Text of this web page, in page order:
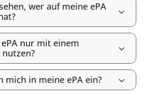
wer auf meine ePA
nur mit einem
mich in meine ePA ein?